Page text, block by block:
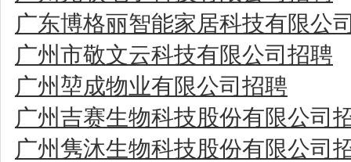
广东博格丽智能家居科技有限公
广州市敬文云科技有限公司招聘
广州堃成物业有限公司招聘
广州吉赛生物科技股份有限公司
广州隽沐生物科技股份有限公司